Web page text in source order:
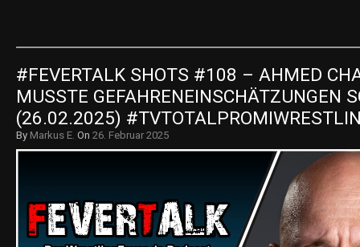
#FEVERTALK SHOTS #108 – AHMED
MUSSTE GEFAHRENEINSCHÄTZUNGEN
(26.02.2025)
By Markus E. On 26. Februar 2025